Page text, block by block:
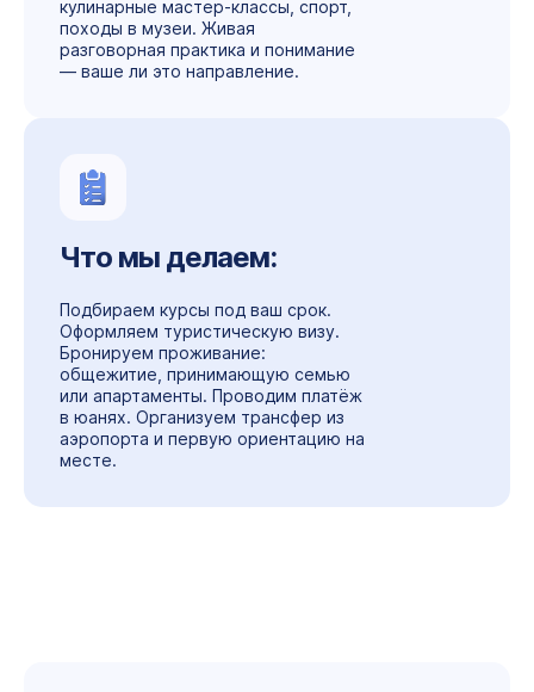
кулинарные мастер-классы, спорт,
походы в музеи. Живая
разговорная практика и понимание
— ваше ли это направление.
Что мы делаем:
Подбираем курсы под ваш срок.
Оформляем туристическую визу.
Бронируем проживание:
общежитие, принимающую семью
или апартаменты. Проводим платёж
в юанях. Организуем трансфер из
аэропорта и первую ориентацию на
месте.